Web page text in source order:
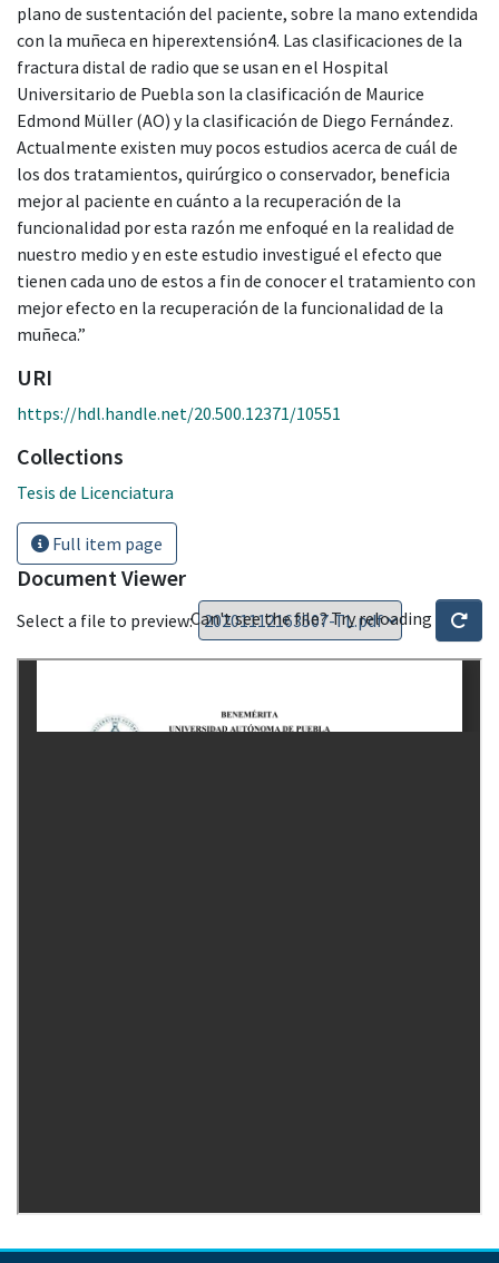
plano de sustentación del paciente, sobre la mano extendida
con la muñeca en hiperextensión4. Las clasificaciones de la
fractura distal de radio que se usan en el Hospital
Universitario de Puebla son la clasificación de Maurice
Edmond Müller (AO) y la clasificación de Diego Fernández.
Actualmente existen muy pocos estudios acerca de cuál de
los dos tratamientos, quirúrgico o conservador, beneficia
mejor al paciente en cuánto a la recuperación de la
funcionalidad por esta razón me enfoqué en la realidad de
nuestro medio y en este estudio investigué el efecto que
tienen cada uno de estos a fin de conocer el tratamiento con
mejor efecto en la recuperación de la funcionalidad de la
muñeca.”
URI
https://hdl.handle.net/20.500.12371/10551
Collections
Tesis de Licenciatura
Full item page
Document Viewer
Select a file to preview:Can't see the file? Try reloading